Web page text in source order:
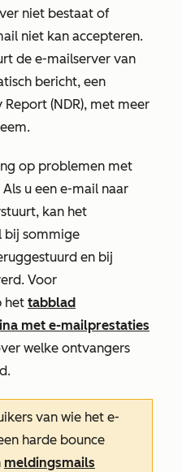
niet bestaat of
niet kan accepteren.
de e-mailserver van
bericht, een
(NDR), met meer
op problemen met
u een e-mail naar
kan het
bij sommige
en bij
Voor
het tabblad
met e-mailprestaties
welke ontvangers
van wie het e-
harde bounce
meldingsmails